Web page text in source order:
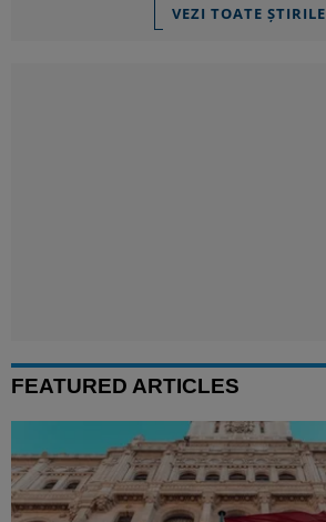
VEZI TOATE ȘTIRILE
FEATURED ARTICLES